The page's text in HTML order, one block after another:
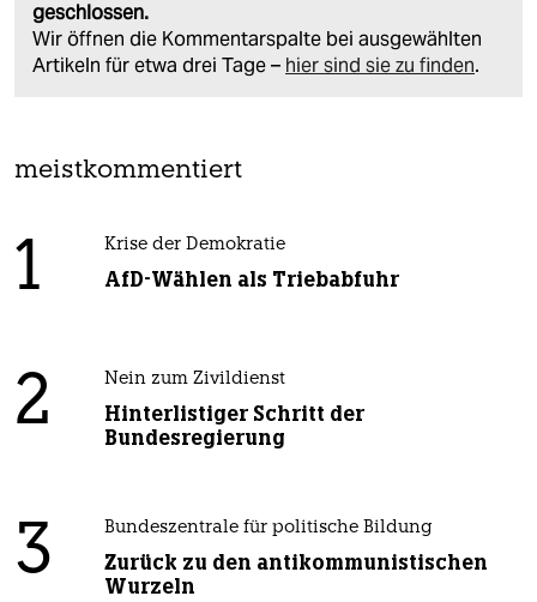
geschlossen.
Wir öffnen die Kommentarspalte bei ausgewählten
Artikeln für etwa drei Tage – hier sind sie zu finden.
meistkommentiert
1 Krise der Demokratie
AfD-Wählen als Triebabfuhr
2 Nein zum Zivildienst
Hinterlistiger Schritt der
Bundesregierung
3 Bundeszentrale für politische Bildung
Zurück zu den antikommunistischen
Wurzeln